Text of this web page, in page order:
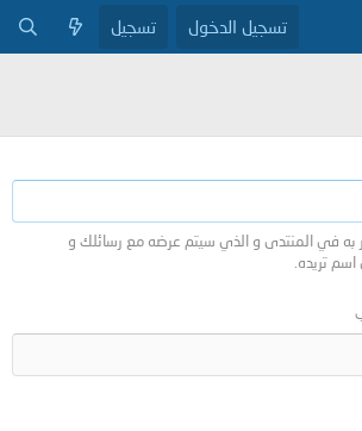
تسجيل الدخول تسجيل
في المنتدى و الذي سيتم عرضه مع رسائلك و
تريده.